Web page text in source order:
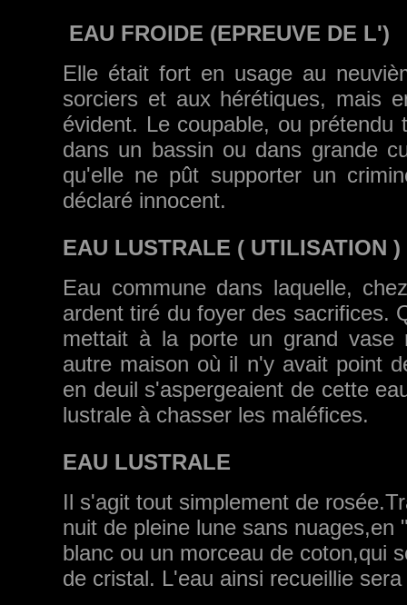
EAU FROIDE (EPREUVE DE L')
Elle était fort en usage au
sorciers et aux hérétiques, mais
évident. Le coupable, ou
dans un bassin ou dans grande
qu'elle ne pût supporter un
déclaré innocent.
EAU LUSTRALE ( UTILISATION )
Eau commune dans laquelle,
ardent tiré du foyer des sacrifices.
mettait à la porte un grand vase
autre maison où il n'y avait point
en deuil s'aspergeaient de cette
lustrale à chasser les maléfices.
EAU LUSTRALE
Il s'agit tout simplement de
nuit de pleine lune sans
blanc ou un morceau de coton,qui
de cristal. L'eau ainsi recueillie